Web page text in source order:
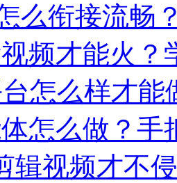
么衔接流畅
频才能火？
台怎么样才
怎么做？手
辑视频才不